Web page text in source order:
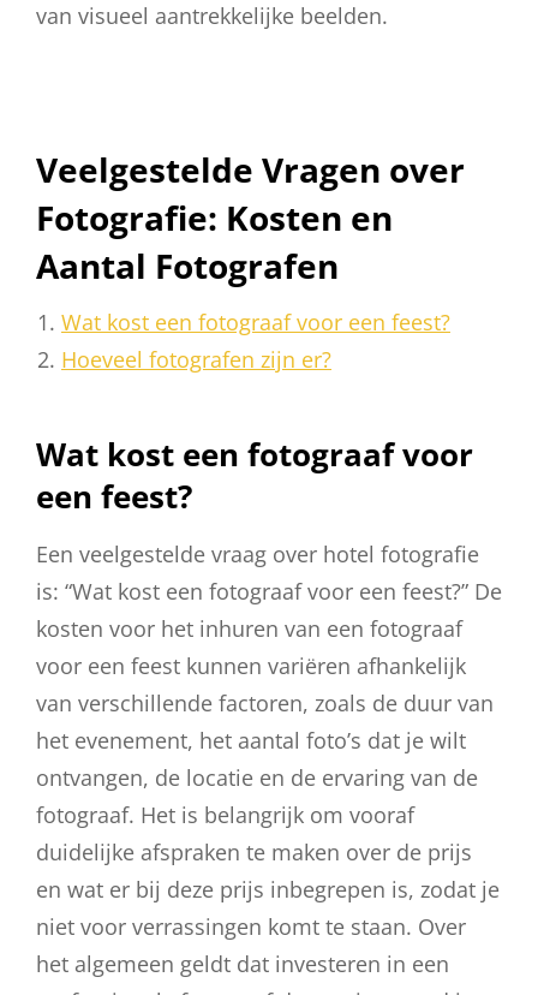
van visueel aantrekkelijke beelden.
Veelgestelde Vragen over
Fotografie: Kosten en
Aantal Fotografen
Wat kost een fotograaf voor een feest?
Hoeveel fotografen zijn er?
Wat kost een fotograaf voor
een feest?
Een veelgestelde vraag over hotel fotografie
is: “Wat kost een fotograaf voor een feest?” De
kosten voor het inhuren van een fotograaf
voor een feest kunnen variëren afhankelijk
van verschillende factoren, zoals de duur van
het evenement, het aantal foto’s dat je wilt
ontvangen, de locatie en de ervaring van de
fotograaf. Het is belangrijk om vooraf
duidelijke afspraken te maken over de prijs
en wat er bij deze prijs inbegrepen is, zodat je
niet voor verrassingen komt te staan. Over
het algemeen geldt dat investeren in een